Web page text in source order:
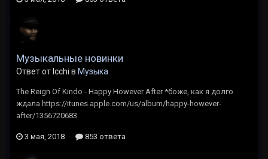
Музыкальные новинки
Ответ от Icchi в Музыка
The Reign Of Kindo - Happy However After *боже, как я долго
ждала https://itunes.apple.com/us/album/happy-however-
after/1356720683
3 мая, 2018 853 ответа